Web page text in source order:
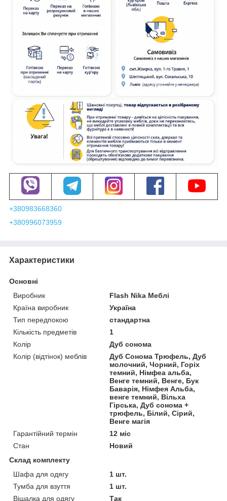
+380983668360
+380996073959
Характеристики
Основні
Виробник
Flash Nika Меблі
Країна виробник
Україна
Тип передпокою
стандартна
Кількість предметів
1
Колір
Дуб сонома
Колір (відтінок) меблів
Дуб Сонома Трюфель, Дуб
молочний, Чорний, Горіх
темний, Німфеа альба,
Венге темний, Венге, Бук
Баварія, Німфея Альба,
венге темний, Вільха
Гірська, Дуб сонома +
трюфель, Білий, Сірий,
Венге магія
Гарантійний термін
12 міс
Стан
Новий
Склад комплекту
Шафа для одягу
1 шт.
Тумба для взуття
1 шт.
Вішалка для одягу
Так